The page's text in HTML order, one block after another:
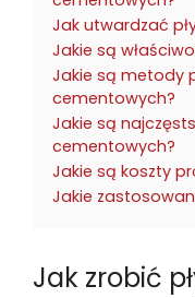
Jak utwardzać
Jakie są
Jakie są metody
cementowych?
Jakie są
cementowych?
Jakie są koszty
Jakie
Jak zrobić